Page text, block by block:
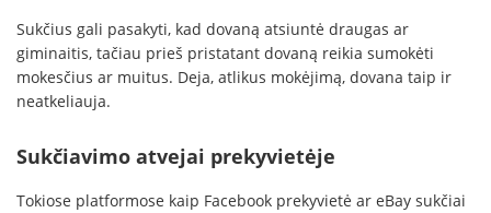
Sukčius gali pasakyti, kad dovaną atsiuntė draugas ar
giminaitis, tačiau prieš pristatant dovaną reikia sumokėti
mokesčius ar muitus. Deja, atlikus mokėjimą, dovana taip ir
neatkeliauja.
Sukčiavimo atvejai prekyvietėje
Tokiose platformose kaip Facebook prekyvietė ar eBay sukčiai